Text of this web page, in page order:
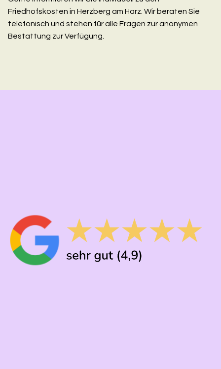
Friedhofskosten in Herzberg am Harz. Wir beraten Sie
telefonisch und stehen für alle Fragen zur anonymen
Bestattung zur Verfügung.